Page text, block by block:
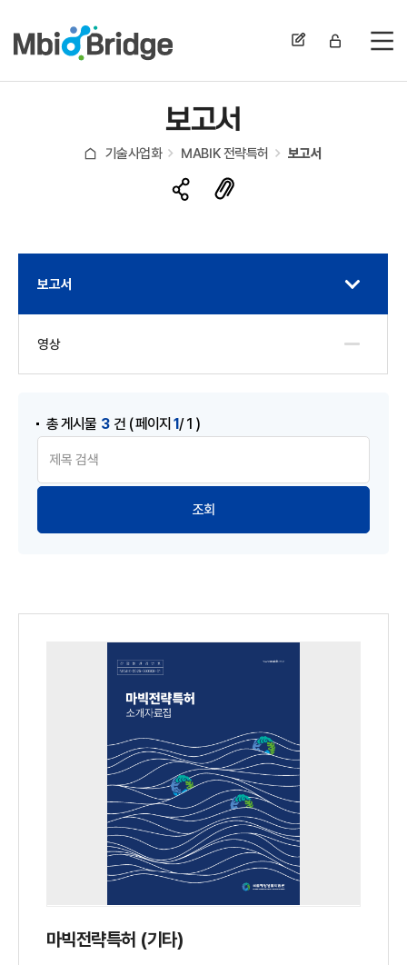
전
보고서
기술사업화 MABIK 전략특허 보고서
보고서
영상
총 게시물 3 건 ( 페이지 1/ 1 )
마빅전략특허 (기타)